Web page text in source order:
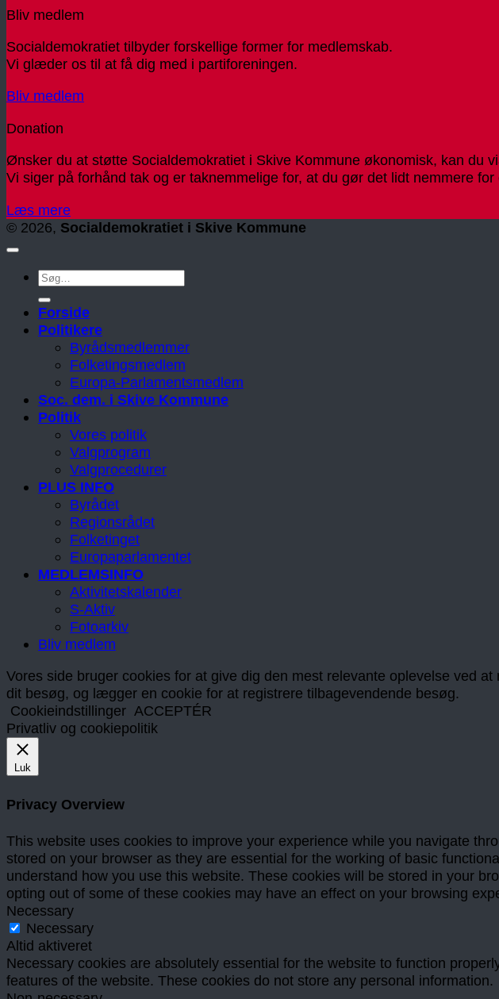
Skive
Folkeblad
Bliv medlem
Socialdemokratiet tilbyder forskellige former for medlemskab.
Vi glæder os til at få dig med i partiforeningen.
Bliv medlem
Donation
Ønsker du at støtte Socialdemokratiet i Skive Kommune økonomisk, kan du
Vi siger på forhånd tak og er taknemmelige for, at du gør det lidt nemmere for
Læs mere
© 2026, Socialdemokratiet i Skive Kommune
Forside
Politikere
Byrådsmedlemmer
Folketingsmedlem
Europa-Parlamentsmedlem
Soc. dem. i Skive Kommune
Politik
Vores politik
Valgprogram
Valgprocedurer
PLUS INFO
Byrådet
Regionsrådet
Folketinget
Europaparlamentet
MEDLEMSINFO
Aktivitetskalender
S-Aktiv
Fotoarkiv
Bliv medlem
Vores side bruger cookies for at give dig den mest relevante oplevelse ved
dit besøg, og lægger en cookie for at registrere tilbagevendende besøg.
Cookieindstillinger ACCEPTÉR
Privatliv og cookiepolitik
Luk
Privacy Overview
This website uses cookies to improve your experience while you navigate
stored on your browser as they are essential for the working of basic
understand how you use this website. These cookies will be stored in your
opting out of some of these cookies may have an effect on your browsing
Necessary
Necessary
Altid aktiveret
Necessary cookies are absolutely essential for the website to function
features of the website. These cookies do not store any personal information.